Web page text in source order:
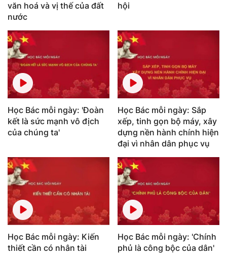
văn hoá và vị thế của đất
nước
hội
Học Bác mỗi ngày: 'Đoàn
kết là sức mạnh vô địch
của chúng ta'
Học Bác mỗi ngày: Sắp
xếp, tinh gọn bộ máy, xây
dựng nền hành chính hiện
đại vì nhân dân phục vụ
Học Bác mỗi ngày: Kiến
thiết cần có nhân tài
Học Bác mỗi ngày: 'Chính
phủ là công bộc của dân'